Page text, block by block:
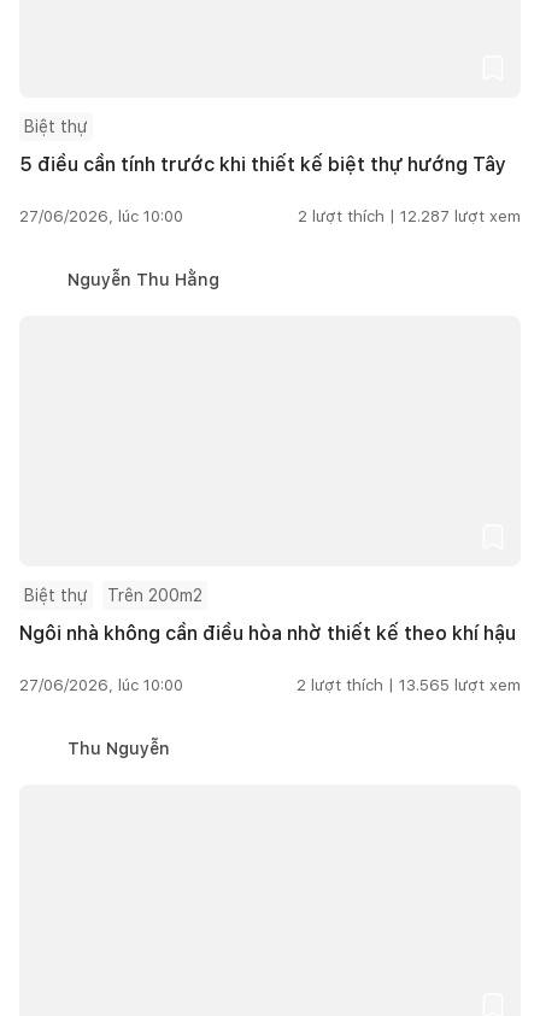
Biệt thự
5 điều cần tính trước khi thiết kế biệt thự hướng Tây
27/06/2026, lúc 10:00 2 lượt thích | 12.287 lượt xem
Nguyễn Thu Hằng
Biệt thự Trên 200m2
Ngôi nhà không cần điều hòa nhờ thiết kế theo khí hậu
27/06/2026, lúc 10:00 2 lượt thích | 13.565 lượt xem
Thu Nguyễn